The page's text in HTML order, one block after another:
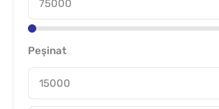
Peşinat